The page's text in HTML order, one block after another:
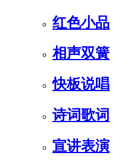
红色小品
相声双簧
快板说唱
诗词歌词
宣讲表演